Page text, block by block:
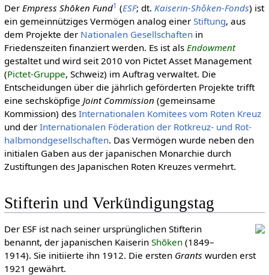
Der Empress Shōken Fund1 (ESF; dt. Kaiserin-Shôken-Fonds) ist
ein gemeinnütziges Vermögen analog einer Stiftung, aus
dem Projekte der Natio­nalen Gesell­schaftenin
Friedenszeiten finanziert werden. Es ist als Endowment
gestaltet und wird seit 2010 von Pictet Asset Management
(Pictet-Gruppe, Schweiz) im Auftrag verwaltet. Die
Entscheidungen über die jährlich geförderten Projekte trifft
eine sechsköpfige Joint Commission (gemeinsame
Kommission) des Inter­natio­nalen Komitees vom Roten Kreuz
und der Inter­natio­nalen Fö­dera­tion der Rot­kreuz- und Rot­
halb­mond­gesell­schaften. Das Vermögen wurde neben den
initialen Gaben aus der japanischen Monarchie durch
Zustiftungen des Japanischen Roten Kreuzes vermehrt.
Stifterin und Verkündigungstag
Der ESF ist nach seiner ursprünglichen Stifterin
benannt, der japanischen Kaiserin Shōken(1849–
1914). Sie initiierte ihn 1912. Die ersten Grants wurden erst
1921 gewährt.